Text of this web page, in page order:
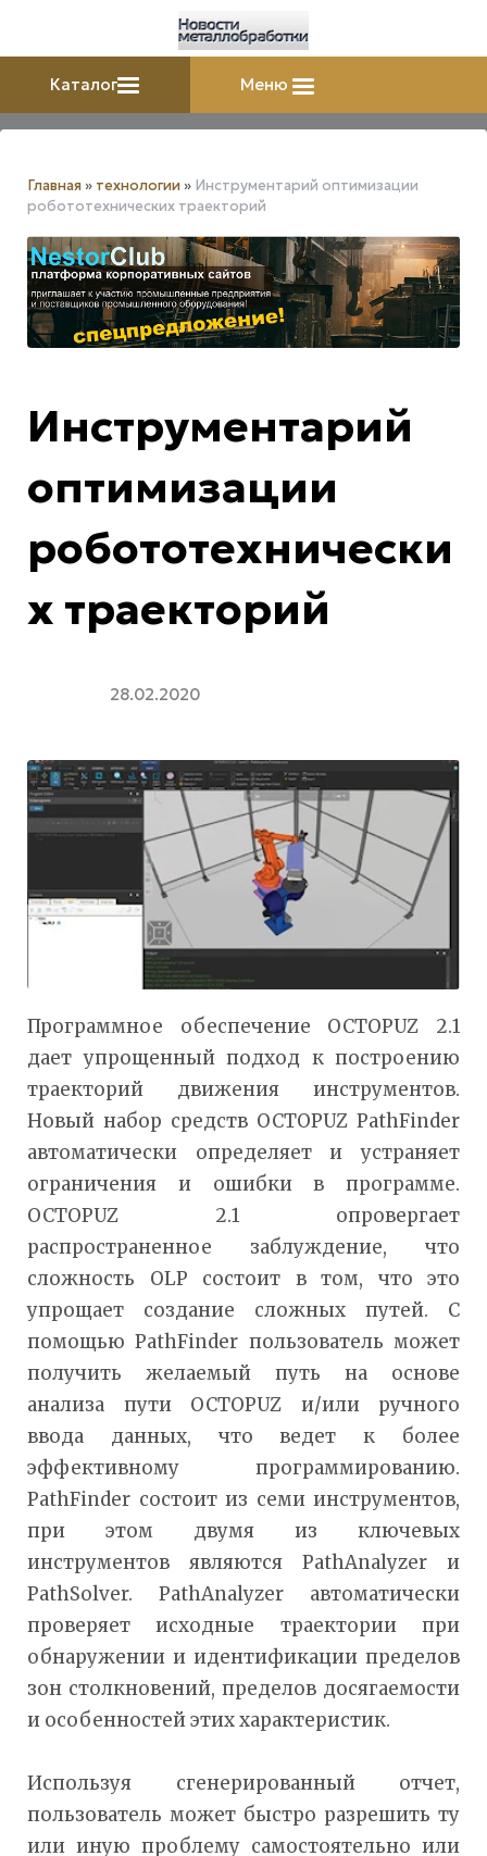
Каталог Меню
Главная » технологии » Инструментарий оптимизации
робототехнических траекторий
Инструментарий
оптимизации
робототехнически
х траекторий
28.02.2020
Программное обеспечение OCTOPUZ 2.1
дает упрощенный подход к построению
траекторий движения инструментов.
Новый набор средств OCTOPUZ PathFinder
автоматически определяет и устраняет
ограничения и ошибки в программе.
OCTOPUZ 2.1 опровергает
распространенное заблуждение, что
сложность OLP состоит в том, что это
упрощает создание сложных путей. С
помощью PathFinder пользователь может
получить желаемый путь на основе
анализа пути OCTOPUZ и/или ручного
ввода данных, что ведет к более
эффективному программированию.
PathFinder состоит из семи инструментов,
при этом двумя из ключевых
инструментов являются PathAnalyzer и
PathSolver. PathAnalyzer автоматически
проверяет исходные траектории при
обнаружении и идентификации пределов
зон столкновений, пределов досягаемости
и особенностей этих характеристик.
Используя сгенерированный отчет,
пользователь может быстро разрешить ту
или иную проблему самостоятельно или